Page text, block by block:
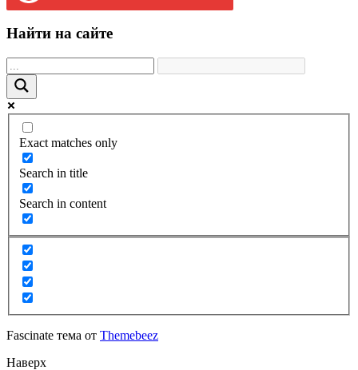
Найти на сайте
Exact matches only
Search in title
Search in content
Fascinate тема от Themebeez
Наверх